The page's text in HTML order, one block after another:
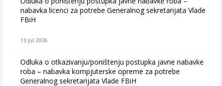
nabavka licenci za potrebe Generalnog sekretarijata Vlade
FBiH
13 Jul 2026
Odluka o otkazivanju/poništenju postupka javne nabavke
roba – nabavka kompjuterske opreme za potrebe
Generalnog sekretarijata Vlade FBiH